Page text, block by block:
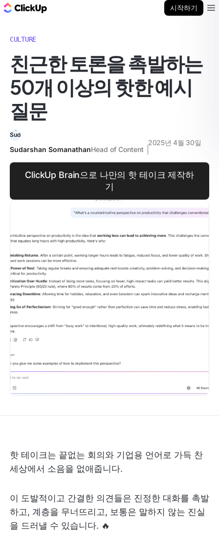
시작하기
CULTURE
친근한 토론을 촉발하는
50개 이상의 핫한 예시
질문
Sudarshan SomanathanHead of Content
2025년 4월 30일
ClickUp Brain으로 나만의 핫 테이크 제작하
기
핫 테이크는 끝없는 회의와 기업용 언어로 가득 찬
세상에서 소음을 없애줍니다.
이 도발적이고 간결한 의견들은 진정한 대화를 촉발
하고, 계층을 무너뜨리고, 보통은 말하지 않는 진실
을 드러낼 수 있습니다. 🔥